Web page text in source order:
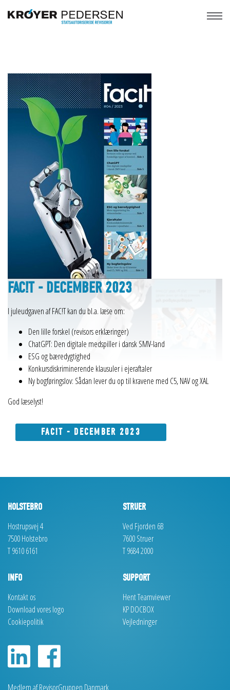
FAC!T - DECEMBER 2023
I juleudgaven af FAC!T kan du bl.a. læse om:
Den lille forskel (revisors erklæringer)
ChatGPT: Den digitale medspiller i dansk SMV-land
ESG og bæredygtighed
Konkursdiskriminerende klausuler i ejeraftaler
Ny bogføringslov: Sådan lever du op til kravene med C5, NAV og XAL
God læselyst!
FAC!T - DECEMBER 2023
HOLSTEBRO
Hostrupsvej 4
7500 Holstebro
T 9610 6161
STRUER
Ved Fjorden 6B
7600 Struer
T 9684 2000
INFO
Kontakt os
Download vores logo
Cookiepolitik
SUPPORT
Hent Teamviewer
KP DOCBOX
Vejledninger
Medlem af RevisorGruppen Danmark